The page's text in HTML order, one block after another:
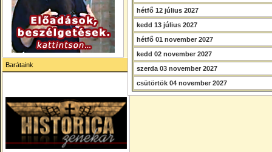
Barátaink
hétfő 12 július 2027
kedd 13 július 2027
hétfő 01 november 2027
kedd 02 november 2027
szerda 03 november 2027
csütörtök 04 november 2027